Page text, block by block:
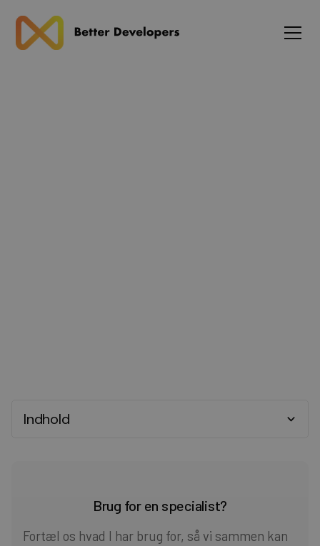
Indhold
Heading 4
Brug for en specialist?
Fortæl os hvad I har brug for, så vi sammen kan